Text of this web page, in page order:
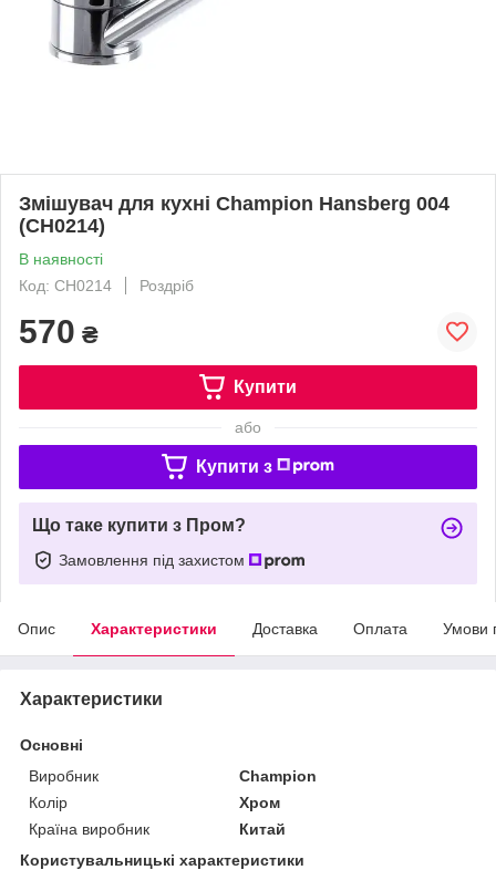
Змішувач для кухні Champion Hansberg 004
(CH0214)
В наявності
Код: CH0214
Роздріб
570 ₴
Купити
або
Купити з
Що таке купити з Пром?
Замовлення під захистом
Опис Характеристики Доставка Оплата Умови
Характеристики
Основні
Виробник
Champion
Колір
Хром
Країна виробник
Китай
Користувальницькі характеристики